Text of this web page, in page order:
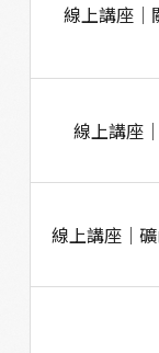
線上講座│
線上講座
線上講座｜